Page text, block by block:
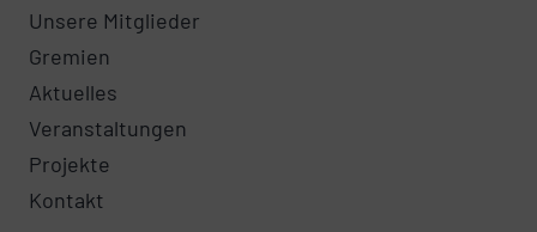
Unsere Mitglieder
Gremien
Aktuelles
Veranstaltungen
Projekte
Kontakt